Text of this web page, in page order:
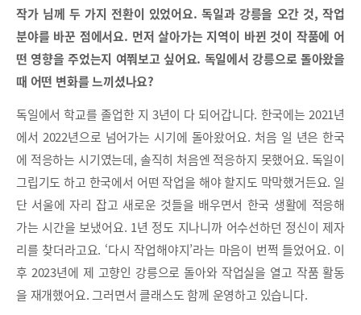
작가 님께 두 가지 전환이 있었어요. 독일과 강릉을 오간 것, 작업
분야를 바꾼 점에서요. 먼저 살아가는 지역이 바뀐 것이 작품에 어
떤 영향을 주었는지 여쭤보고 싶어요. 독일에서 강릉으로 돌아왔을
때 어떤 변화를 느끼셨나요?
독일에서 학교를 졸업한 지 3년이 다 되어갑니다. 한국에는 2021년
에서 2022년으로 넘어가는 시기에 돌아왔어요. 처음 일 년은 한국
에 적응하는 시기였는데, 솔직히 처음엔 적응하지 못했어요. 독일이
그립기도 하고 한국에서 어떤 작업을 해야 할지도 막막했거든요. 일
단 서울에 자리 잡고 새로운 것들을 배우면서 한국 생활에 적응해
가는 시간을 보냈어요. 1년 정도 지나니까 어수선하던 정신이 제자
리를 찾더라고요. ‘다시 작업해야지’라는 마음이 번쩍 들었어요. 이
후 2023년에 제 고향인 강릉으로 돌아와 작업실을 열고 작품 활동
을 재개했어요. 그러면서 클래스도 함께 운영하고 있습니다.